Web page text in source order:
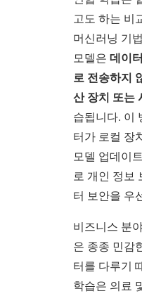
고도 하는 비
머신러닝 기
모델은 데이
로 전송하지
산 장치 또는
습됩니다. 이
터가 로컬 장
모델 업데이
로 개인 정보
터 보안을 우
비즈니스 분
은 종종 민감
터를 다루기
학습은 의료